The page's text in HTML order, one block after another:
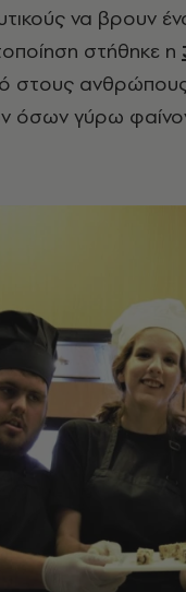
να βρουν
στήθηκε η
στους ανθρώπους
όσων γύρω